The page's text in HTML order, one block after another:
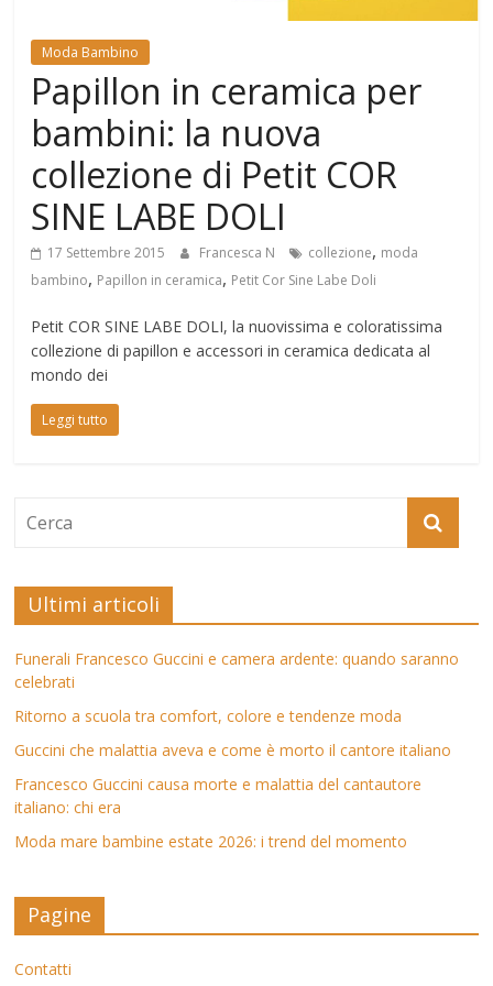
Moda Bambino
Papillon in ceramica per
bambini: la nuova
collezione di Petit COR
SINE LABE DOLI
17 Settembre 2015 Francesca N collezione, moda
bambino, Papillon in ceramica, Petit Cor Sine Labe Doli
Petit COR SINE LABE DOLI, la nuovissima e coloratissima
collezione di papillon e accessori in ceramica dedicata al
mondo dei
Leggi tutto
Ultimi articoli
Funerali Francesco Guccini e camera ardente: quando saranno
celebrati
Ritorno a scuola tra comfort, colore e tendenze moda
Guccini che malattia aveva e come è morto il cantore italiano
Francesco Guccini causa morte e malattia del cantautore
italiano: chi era
Moda mare bambine estate 2026: i trend del momento
Pagine
Contatti